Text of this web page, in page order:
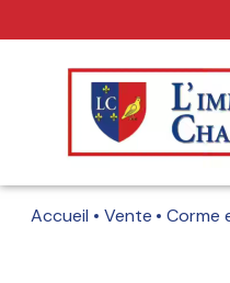
Accueil Vente